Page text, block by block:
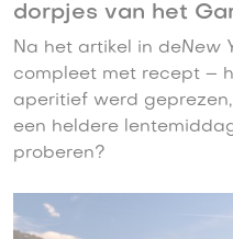
dorpjes van het
Na het artikel in deNew
compleet met recept –
aperitief werd
een heldere
proberen?